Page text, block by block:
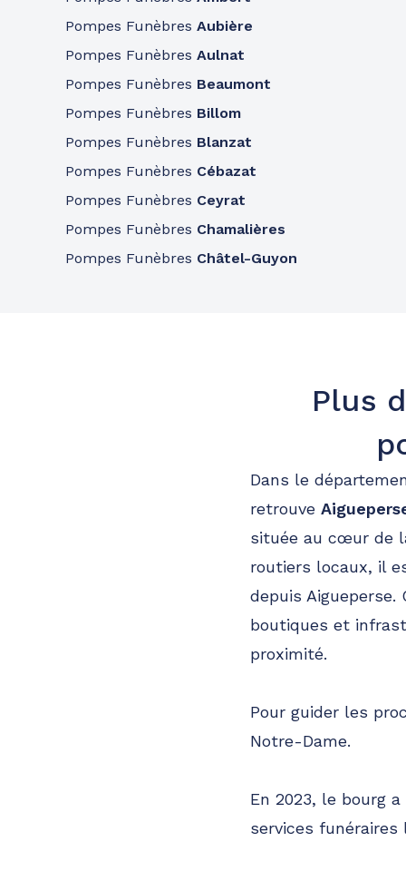
Pompes Funèbres Aubière
Pompes Funèbres Aulnat
Pompes Funèbres Beaumont
Pompes Funèbres Billom
Pompes Funèbres Blanzat
Pompes Funèbres Cébazat
Pompes Funèbres Ceyrat
Pompes Funèbres Chamalières
Pompes Funèbres Châtel-Guyon
Plus
Dans le
retrouve
située au cœur de
routiers locaux, il
depuis
boutiques et
proximité.
Pour guider les
Notre-Dame.
En 2023, le bourg
services